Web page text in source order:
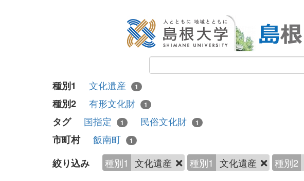
種別1 文化遺産 1
種別2 有形文化財 1
タグ 国指定 1 民俗文化財 1
市町村 飯南町 1
絞り込み 種別1 文化遺産 種別1 文化遺産 種別2